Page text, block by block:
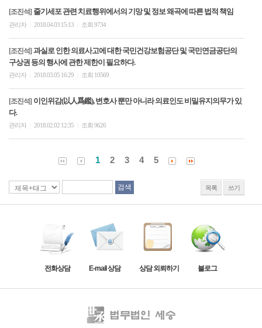
[조진석] 줄기세포 관련 치료행위에서의 기망 및 정보 왜곡에 따른 법적 책임
관리자 2018.04.03 15:13 조회 9734
[조진석] 과실로 인한 의료사고에 대한 국민건강보험공단 및 국민연금공단의
구상권 등의 행사에 관한 제한이 필요하다.
관리자 2018.03.05 16:29 조회 10569
[조진석] 이인위감(以人爲鑑), 변호사 뿐만 아니라 의료인도 비밀유지의무가 있
다.
관리자 2018.02.02 12:35 조회 9626
1 2 3 4 5
목록 쓰기
전화상담 E-mail 상담 상담 외뢰하기 블로그